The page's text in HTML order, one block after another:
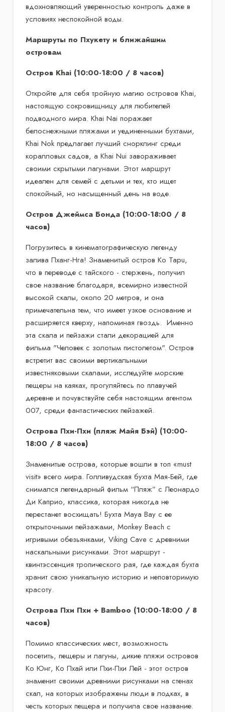
вдохновляющий уверенностью контроль даже в
условиях неспокойной воды.
Маршруты по Пхукету и ближайшим
островам
Остров Khai (10:00-18:00 / 8 часов)
Откройте для себя тройную магию островов Khai,
настоящую сокровищницу для любителей
подводного мира. Khai Nai поражает
белоснежными пляжами и уединенными бухтами,
Khai Nok предлагает лучший снорклинг среди
коралловых садов, а Khai Nui завораживает
своими скрытыми лагунами. Этот маршрут
идеален для семей с детьми и тех, кто ищет
спокойный, но насыщенный день на воде.
Остров Джеймса Бонда (10:00-18:00 / 8
часов)
Погрузитесь в кинематографическую легенду
залива Пханг-Нга! Знаменитый остров Ko Tapu,
что в переводе с тайского - стержень, получил
свое название благодаря, всемирно известной
высокой скалы, около 20 метров, и она
примечательна тем, что имеет узкое основание и
расширяется кверху, напоминая гвоздь. Именно
эта скала и пейзажи стали декорацией для
фильма "Человек с золотым пистолетом". Остров
встретит вас своими вертикальными
известняковыми скалами, исследуйте морские
пещеры на каяках, прогуляйтесь по плавучей
деревне и почувствуйте себя настоящим агентом
007, среди фантастических пейзажей.
Острова Пхи-Пхи (пляж Майя Бэй) (10:00-
18:00 / 8 часов)
Знаменитые острова, которые вошли в топ «must
visit» всего мира. Голливудская бухта Мая-Бей, где
снимался легендарный фильм “Пляж” с Леонардо
Ди Каприо, классика, которая никогда не
перестанет восхищать! Бухта Maya Bay с ее
открыточными пейзажами, Monkey Beach с
игривыми обезьянками, Viking Cave с древними
наскальными рисунками. Этот маршрут -
квинтэссенция тропического рая, где каждая бухта
хранит свою уникальную историю и неповторимую
красоту.
Острова Пхи Пхи + Bamboo (10:00-18:00 / 8
часов)
Помимо классических мест, возможность
посетить, пещеры и лагуны, дикие пляжи островов
Ко Юнг, Ко Пхай или Пхи-Пхи Лей - этот остров
знаменит своими древними рисунками на стенах
скал, на которых изображены люди в лодках, в
честь которых пещера и получила свое название.